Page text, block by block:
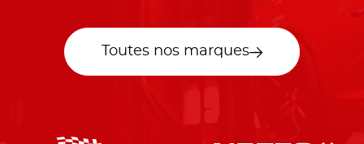
Toutes nos marques